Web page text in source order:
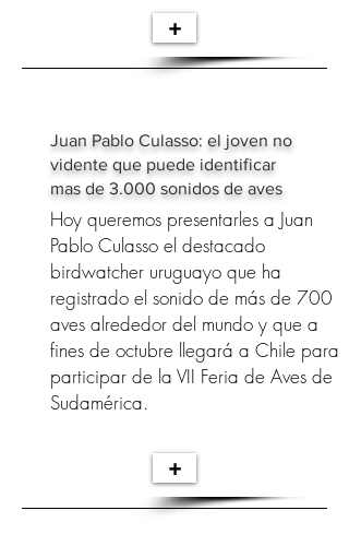
+
Juan Pablo Culasso: el joven no
vidente que puede identificar
mas de 3.000 sonidos de aves
Hoy queremos presentarles a Juan
Pablo Culasso el destacado
birdwatcher uruguayo que ha
registrado el sonido de más de 700
aves alrededor del mundo y que a
fines de octubre llegará a Chile para
participar de la VII Feria de Aves de
Sudamérica.
+